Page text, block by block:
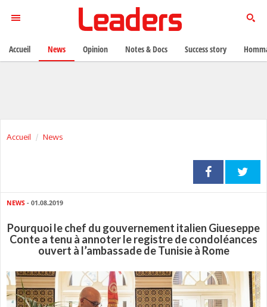
Accueil News
NEWS - 01.08.2019
Pourquoi le chef du gouvernement italien Giueseppe
Conte a tenu à annoter le registre de condoléances
ouvert à l’ambassade de Tunisie à Rome
Accueil News Opinion Notes & Docs Success story